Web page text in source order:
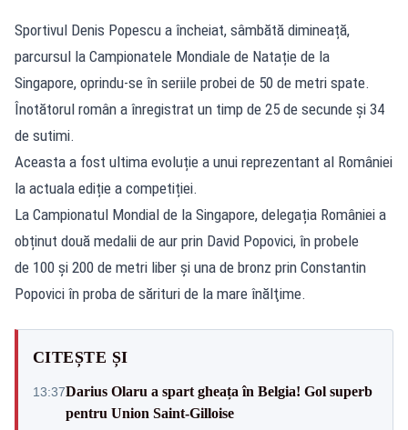
Sportivul Denis Popescu a încheiat, sâmbătă dimineață,
parcursul la Campionatele Mondiale de Natație de la
Singapore, oprindu-se în seriile probei de 50 de metri spate.
Înotătorul român a înregistrat un timp de 25 de secunde și 34
de sutimi.
Aceasta a fost ultima evoluție a unui reprezentant al României
la actuala ediție a competiției.
La Campionatul Mondial de la Singapore, delegația României a
obținut două medalii de aur prin David Popovici, în probele
de 100 și 200 de metri liber şi una de bronz prin Constantin
Popovici în proba de sărituri de la mare înălţime.
CITEȘTE ȘI
13:37Darius Olaru a spart gheața în Belgia! Gol superb
pentru Union Saint-Gilloise